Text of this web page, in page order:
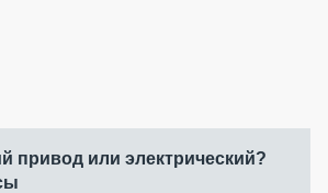
привод или электрический?